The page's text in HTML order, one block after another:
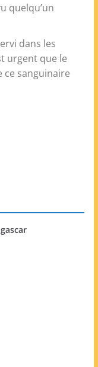
quelqu’un
dans les
urgent que le
ce sanguinaire